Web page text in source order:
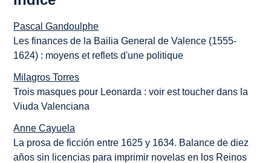
Pascal Gandoulphe
Les finances de la Bailia General de Valence (1555-
1624) : moyens et reflets d'une politique
Milagros Torres
Trois masques pour Leonarda : voir est toucher dans la
Viuda Valenciana
Anne Cayuela
La prosa de ficción entre 1625 y 1634. Balance de diez
años sin licencias para imprimir novelas en los Reinos